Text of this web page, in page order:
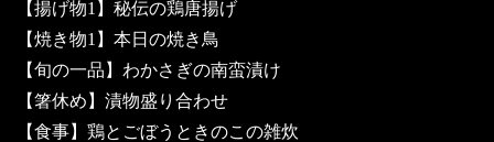
【揚げ物1】秘伝の鶏唐揚げ
【焼き物1】本日の焼き鳥
【旬の一品】わかさぎの南蛮漬け
【箸休め】漬物盛り合わせ
【食事】鶏とごぼうときのこの雑炊